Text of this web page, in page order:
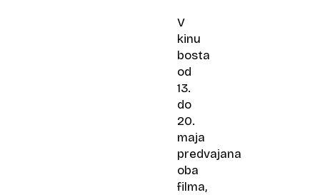
V
kinu
bosta
od
13.
do
20.
maja
predvajana
oba
filma,